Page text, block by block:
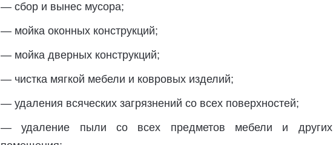
— сбор и вынес мусора;
— мойка оконных конструкций;
— мойка дверных конструкций;
— чистка мягкой мебели и ковровых изделий;
— удаления всяческих загрязнений со всех поверхностей;
— удаление пыли со всех предметов мебели и других